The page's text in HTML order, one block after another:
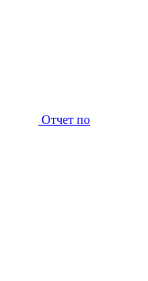
Отчет по